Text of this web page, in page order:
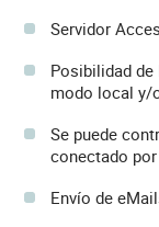
Servidor
Posibilidad
modo local y/
Se puede
conectado
Envío de